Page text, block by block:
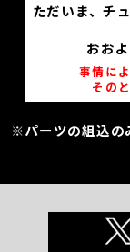
ただいま、チ
おお
事情に
その
※パーツの組込の